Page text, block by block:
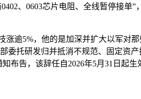
、0603芯片电阻、全线暂停接单
5%，他的是加深并扩大以军对那
托研发归并抵消不规范、固定资
告，该辞任自2026年5月31日起